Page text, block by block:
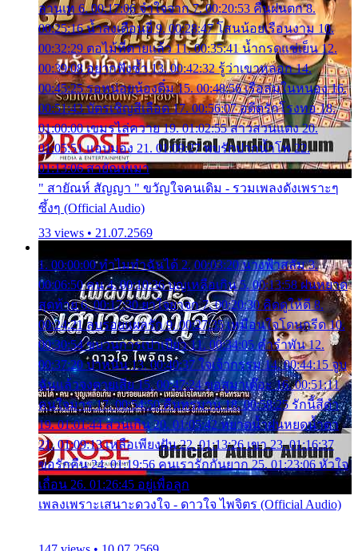
ลานเท 6. 00:17:06 จำใจจาก 7. 00:20:53 คืนฝนตก 8.
00:25:16 น้ำลงเดือนยี่ 9. 00:28:47 โสนน้อยเรือนงาม 10.
00:32:29 ตอไม้ที่ตายแล้ว 11. 00:35:41 น้ำกรดแช่เย็น 12.
00:39:08 อยากฟังซ้ำ 13. 00:42:32 รู้ว่าเขาหลอก 14.
00:45:25 รอหน่อยน้องติ๋ม 15. 00:48:56 เรือล่มในหนอง 16.
00:51:43 บัตรเชิญสีเลือด 17. 00:56:07 อดีตรักโรงทอ 18.
01:00:00 เขมรไล่ควาย 19. 01:02:55 สาวสวนแตง 20.
01:05:51 แอบมอง 21. 01:09:27 พบรักปากน้ำโพ 22.
01:13:06 สายัณห์เมา
" สายัณห์ สัญญา " ขวัญใจคนเดิม - รวมเพลงดังเพราะๆ
ซึ้งๆ (Official Audio)
33 views • 21.07.2569
1. 00:00:00 ทำไมทำฉันได้ 2. 00:03:20 นางฟ้าสลัม 3.
00:06:50 คน 4. 00:10:36 บุญเหลือเกิน 5. 00:13:58 ฝนหยาด
สุดท้าย 6. 00:17:30 ยาใจยาจก 7. 00:20:30 คิดดูให้ดี 8.
00:24:21 ลบรอยแผลรัก 9. 00:27:35 เหมือนใจโดนกรีด 10.
00:30:54 ขบวนการเปาเปียว 11. 00:34:05 คำรำพัน 12.
00:37:20 ปาหนัน 13. 00:40:37 ใจเจ้ากรรม 14. 00:44:15 จูบ
ฉันแล้วจงตายเสีย 15. 00:47:24 ขอสูมาเต๊อะ 16. 00:51:11
คนใจมาร 17. 00:54:50 คืนทรมาน 18. 00:58:25 รักนี้สีดำ
19. 01:01:44 ส่วนเกิน 20. 01:05:42 หยาดน้ำฝนหยดน้ำตา
21. 01:09:13 เหลือเพียงฝัน 22. 01:13:26 เขา 23. 01:16:37
ขอรักคืน 24. 01:19:56 คนเรารักกันยาก 25. 01:23:06 หัวใจ
เถื่อน 26. 01:26:45 อยู่เพื่อลูก
เพลงเพราะเสนาะดวงใจ - ดาวใจ ไพจิตร (Official Audio)